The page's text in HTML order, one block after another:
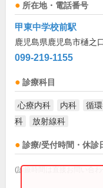
所在地・電話番号
甲東中学校前駅
鹿児島県鹿児島市樋之
099-219-1155
診療科目
心療内科 内科 循
科
放射線科
診療/受付時間・休診
(診療時間は直接お問い合わ